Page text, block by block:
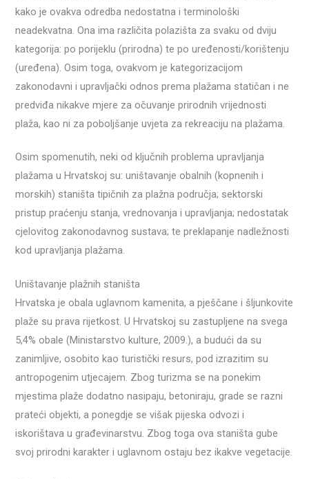
kako je ovakva odredba nedostatna i terminološki
neadekvatna. Ona ima različita polazišta za svaku od dviju
kategorija: po porijeklu (prirodna) te po uređenosti/korištenju
(uređena). Osim toga, ovakvom je kategorizacijom
zakonodavni i upravljački odnos prema plažama statičan i ne
predviđa nikakve mjere za očuvanje prirodnih vrijednosti
plaža, kao ni za poboljšanje uvjeta za rekreaciju na plažama.
Osim spomenutih, neki od ključnih problema upravljanja
plažama u Hrvatskoj su: uništavanje obalnih (kopnenih i
morskih) staništa tipičnih za plažna područja; sektorski
pristup praćenju stanja, vrednovanja i upravljanja; nedostatak
cjelovitog zakonodavnog sustava; te preklapanje nadležnosti
kod upravljanja plažama.
Uništavanje plažnih staništa
Hrvatska je obala uglavnom kamenita, a pješčane i šljunkovite
plaže su prava rijetkost. U Hrvatskoj su zastupljene na svega
5,4% obale (Ministarstvo kulture, 2009.), a budući da su
zanimljive, osobito kao turistički resurs, pod izrazitim su
antropogenim utjecajem. Zbog turizma se na ponekim
mjestima plaže dodatno nasipaju, betoniraju, grade se razni
prateći objekti, a ponegdje se višak pijeska odvozi i
iskorištava u građevinarstvu. Zbog toga ova staništa gube
svoj prirodni karakter i uglavnom ostaju bez ikakve vegetacije.